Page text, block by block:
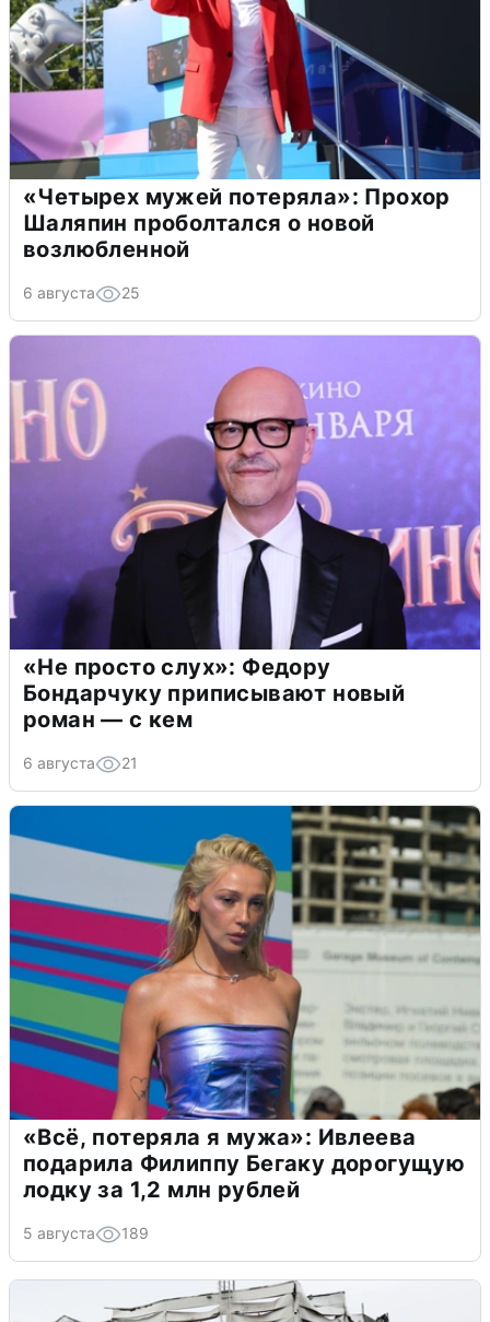
«Четырех мужей потеряла»: Прохор
Шаляпин проболтался о новой
возлюбленной
6 августа 25
«Не просто слух»: Федору
Бондарчуку приписывают новый
роман — с кем
6 августа 21
«Всё, потеряла я мужа»: Ивлеева
подарила Филиппу Бегаку дорогущую
лодку за 1,2 млн рублей
5 августа 189